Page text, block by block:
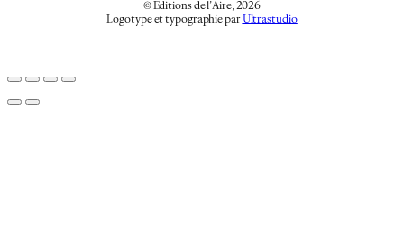
© Éditions de l’Aire, 2026
Logotype et typographie par Ultrastudio